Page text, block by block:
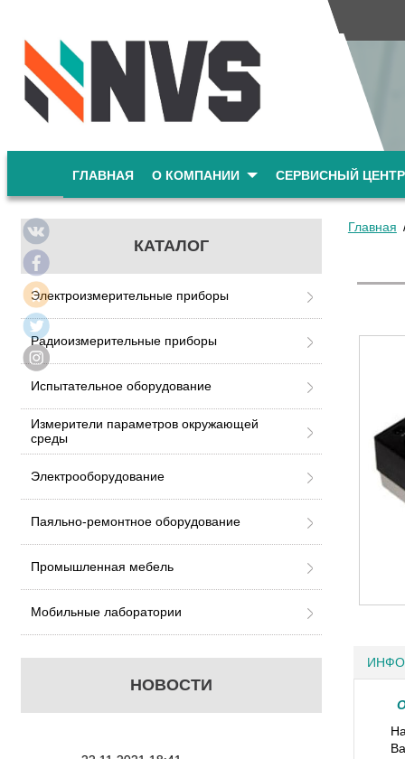
ГЛАВНАЯ О КОМПАНИИ СЕРВИСНЫЙ ЦЕНТР
КАТАЛОГ
Электроизмерительные приборы
Радиоизмерительные приборы
Испытательное оборудование
Измерители параметров окружающей
среды
Электрооборудование
Паяльно-ремонтное оборудование
Промышленная мебель
Мобильные лаборатории
НОВОСТИ
Главная